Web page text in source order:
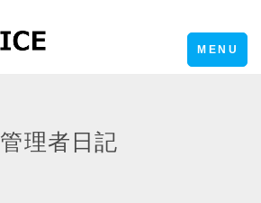
Toggle
navigation
MENU
管理者日記